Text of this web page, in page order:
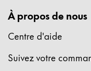
À propos de nous
Centre d'aide
Suivez votre